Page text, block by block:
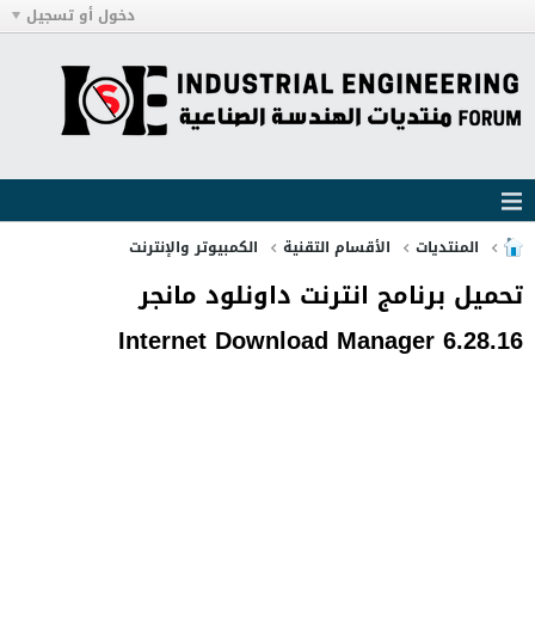
دخول أو تسجيل
المنتديات الأقسام التقنية الكمبيوتر والإنترنت
تحميل برنامج انترنت داونلود مانجر
Internet Download Manager 6.28.16